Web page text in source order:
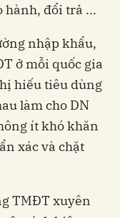
hành, đổi trả ...
nhập khẩu,
ở mỗi quốc gia
hiếu tiêu dùng
làm cho DN
ít khó khăn
xác và chặt
TMĐT xuyên